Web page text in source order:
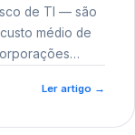
de TI — são
como a
Ler artigo →